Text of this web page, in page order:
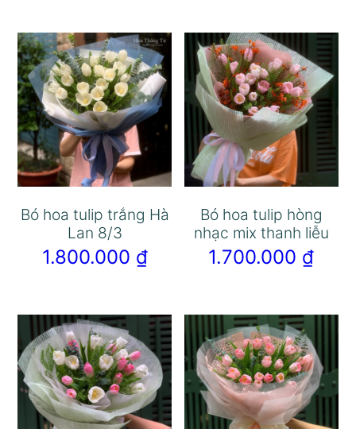
Bó hoa tulip trắng Hà
Lan 8/3
1.800.000 ₫
Bó hoa tulip hòng
nhạc mix thanh liễu
1.700.000 ₫